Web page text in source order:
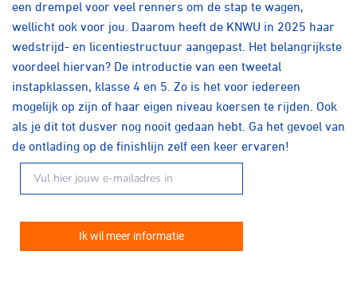
een drempel voor veel renners om de stap te wagen,
wellicht ook voor jou. Daarom heeft de KNWU in 2025 haar
wedstrijd- en licentiestructuur aangepast. Het belangrijkste
voordeel hiervan? De introductie van een tweetal
instapklassen, klasse 4 en 5. Zo is het voor iedereen
mogelijk op zijn of haar eigen niveau koersen te rijden. Ook
als je dit tot dusver nog nooit gedaan hebt. Ga het gevoel van
de ontlading op de finishlijn zelf een keer ervaren!